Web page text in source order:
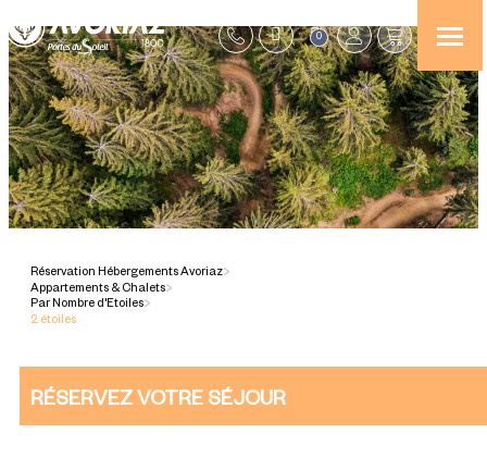
0
Réservation Hébergements Avoriaz>
Appartements & Chalets>
Par Nombre d'Etoiles>
2 étoiles
RÉSERVEZ VOTRE SÉJOUR